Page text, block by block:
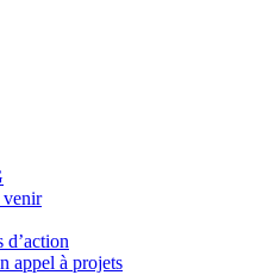
venir
d’action
appel à projets